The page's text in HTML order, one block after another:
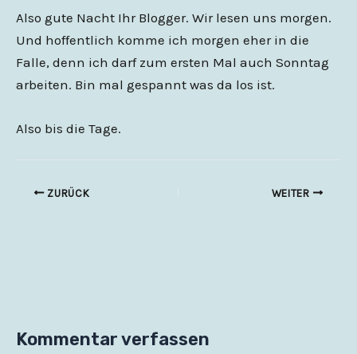
Also gute Nacht Ihr Blogger. Wir lesen uns morgen.
Und hoffentlich komme ich morgen eher in die
Falle, denn ich darf zum ersten Mal auch Sonntag
arbeiten. Bin mal gespannt was da los ist.
Also bis die Tage.
ZURÜCK WEITER
Kommentar verfassen